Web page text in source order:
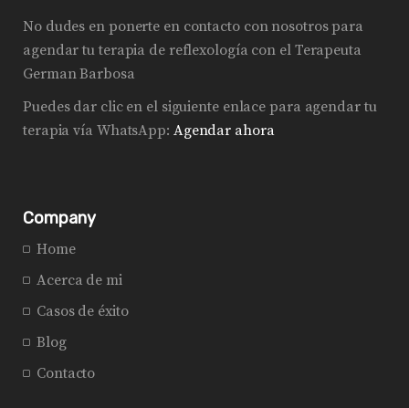
No dudes en ponerte en contacto con nosotros para
agendar tu terapia de reflexología con el Terapeuta
German Barbosa
Puedes dar clic en el siguiente enlace para agendar tu
terapia vía WhatsApp: Agendar ahora
Company
Home
Acerca de mi
Casos de éxito
Blog
Contacto